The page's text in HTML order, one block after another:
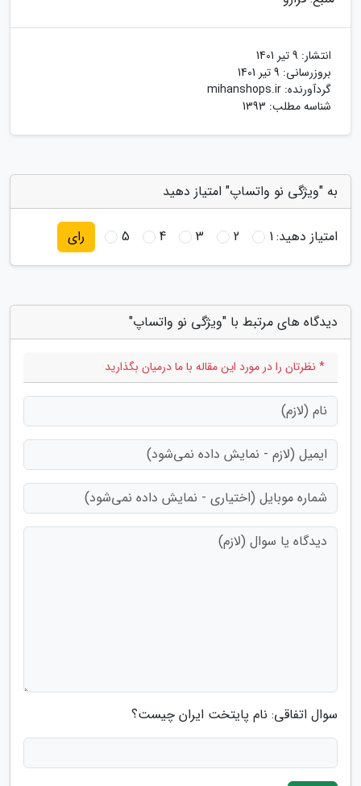
انتشار: 9 تیر 1401
بروزرسانی: 9 تیر 1401
گردآورنده: mihanshops.ir
شناسه مطلب: 1393
به "ویژگی نو واتساپ" امتیاز دهید
امتیاز دهید:1
2
3
4
5 رای
دیدگاه های مرتبط با "ویژگی نو واتساپ"
* نظرتان را در مورد این مقاله با ما درمیان بگذارید
سوال اتفاقی: نام پایتخت ایران چیست؟